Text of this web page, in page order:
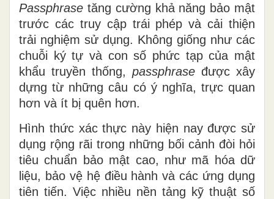
Passphrase tăng cường khả năng bảo mật
trước các truy cập trái phép và cải thiện
trải nghiệm sử dụng. Không giống như các
chuỗi ký tự và con số phức tạp của mật
khẩu truyền thống, passphrase được xây
dựng từ những câu có ý nghĩa, trực quan
hơn và ít bị quên hơn.
Hình thức xác thực này hiện nay được sử
dụng rộng rãi trong những bối cảnh đòi hỏi
tiêu chuẩn bảo mật cao, như mã hóa dữ
liệu, bảo vệ hệ điều hành và các ứng dụng
tiên tiến. Việc nhiều nền tảng kỹ thuật số